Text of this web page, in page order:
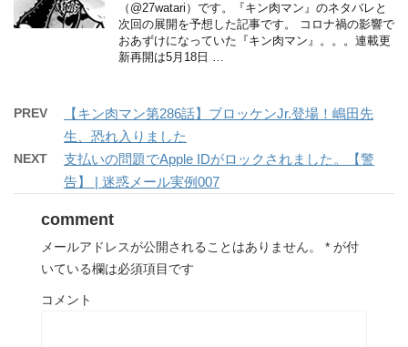
（@27watari）です。『キン肉マン』のネタバレと
次回の展開を予想した記事です。 コロナ禍の影響で
おあずけになっていた『キン肉マン』。。。連載更
新再開は5月18日 …
PREV
【キン肉マン第286話】ブロッケンJr.登場！嶋田先
生、恐れ入りました
NEXT
支払いの問題でApple IDがロックされました。【警
告】 | 迷惑メール実例007
comment
メールアドレスが公開されることはありません。 * が付
いている欄は必須項目です
コメント